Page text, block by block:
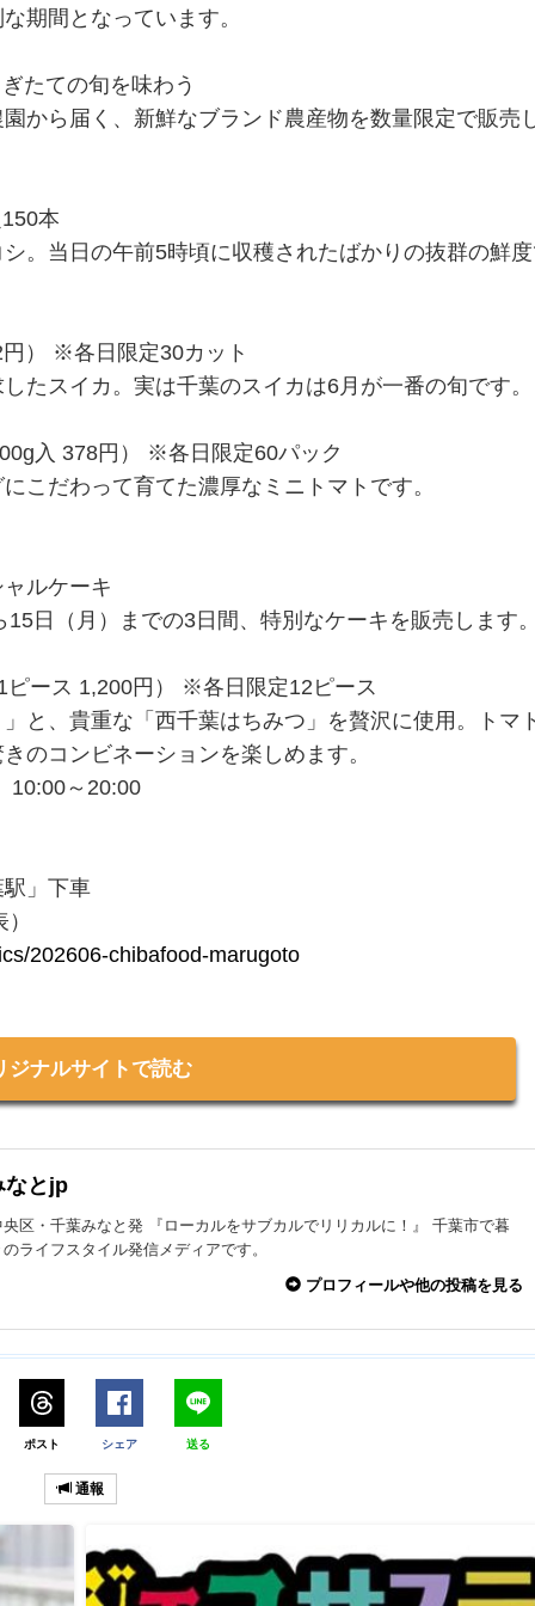
期間となっています。
たての旬を味わう
から届く、新鮮なブランド農産物を数量限定で販売
本
当日の午前5時頃に収穫されたばかりの抜群の鮮
） ※各日限定30カット
スイカ。実は千葉のスイカは6月が一番の旬です。
入 378円） ※各日限定60パック
だわって育てた濃厚なミニトマトです。
ルケーキ
日（月）までの3日間、特別なケーキを販売します
ース 1,200円） ※各日限定12ピース
、貴重な「西千葉はちみつ」を贅沢に使用。トマ
のコンビネーションを楽しめます。
10:00～20:00
」下車
202606-chibafood-marugoto
ジナルサイトで読む
なとjp
区・千葉みなと発 『ローカルをサブカルでリリカルに！』 千葉市で暮
ライフスタイル発信メディアです。
プロフィールや他の投稿を見る
ポスト シェア 送る
通報